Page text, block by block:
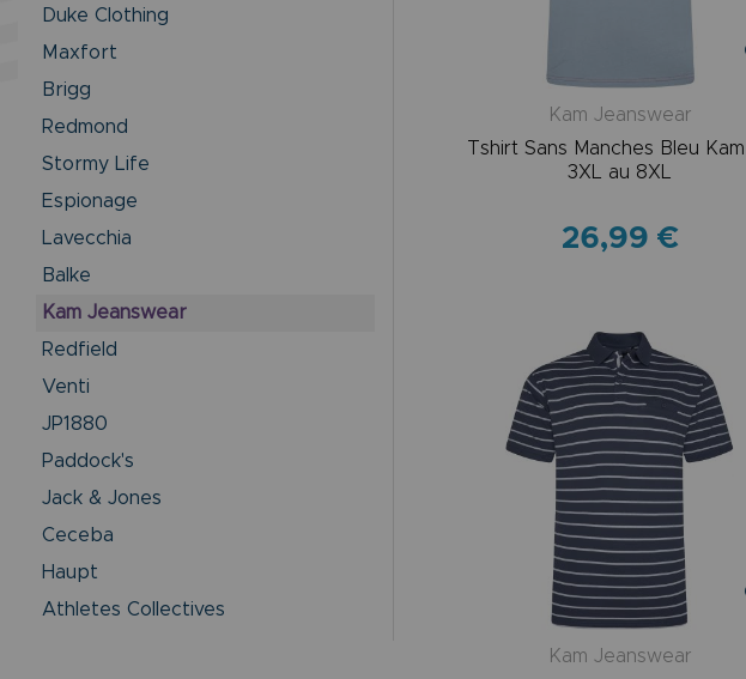
Duke Clothing
Maxfort
Brigg
Redmond
Stormy Life
Espionage
Lavecchia
Balke
Kam Jeanswear
Redfield
Venti
JP1880
Paddock's
Jack & Jones
Ceceba
Haupt
Athletes Collectives
Kam Jeanswear
Tshirt Sans Manches Bleu
3XL au 8XL
26,99 €
Kam Jeanswear